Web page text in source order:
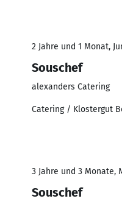
2 Jahre und 1 Monat,
Souschef
alexanders Catering
Catering / Klostergut
3 Jahre und 3 Monate,
Souschef